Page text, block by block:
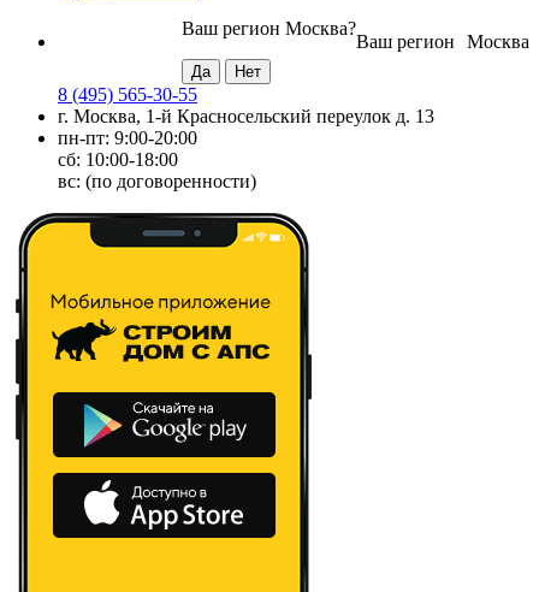
Москва
Ваш регион
Ваш регион Москва?
8 (495) 565-30-55
г. Москва, 1-й Красносельский переулок д. 13
пн-пт: 9:00-20:00
сб: 10:00-18:00
вс: (по договоренности)